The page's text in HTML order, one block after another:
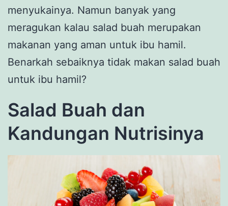
menyukainya. Namun banyak yang
meragukan kalau salad buah merupakan
makanan yang aman untuk ibu hamil.
Benarkah sebaiknya tidak makan salad buah
untuk ibu hamil?
Salad Buah dan
Kandungan Nutrisinya